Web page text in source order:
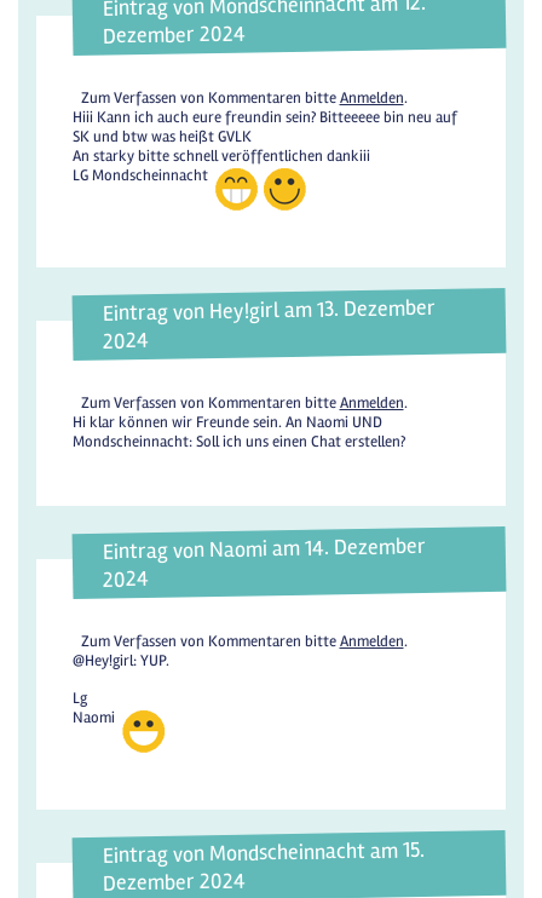
Dezember 2024
Zum Verfassen von Kommentaren bitteAnmelden.
Hiii Kann ich auch eure freundin sein? Bitteeeee bin neu auf
SK und btw was heißt GVLK
An starky bitte schnell veröffentlichen dankiii
LG Mondscheinnacht
Eintrag von Hey!girl am 13. Dezember
2024
Zum Verfassen von Kommentaren bitteAnmelden.
Hi klar können wir Freunde sein. An Naomi UND
Mondscheinnacht: Soll ich uns einen Chat erstellen?
Eintrag von Naomi am 14. Dezember
2024
Zum Verfassen von Kommentaren bitteAnmelden.
@Hey!girl: YUP.
Lg
Naomi
Eintrag von Mondscheinnacht am 15.
Dezember 2024